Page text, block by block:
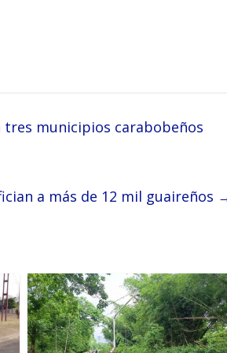
municipios carabobeños
a más de 12 mil guaireños